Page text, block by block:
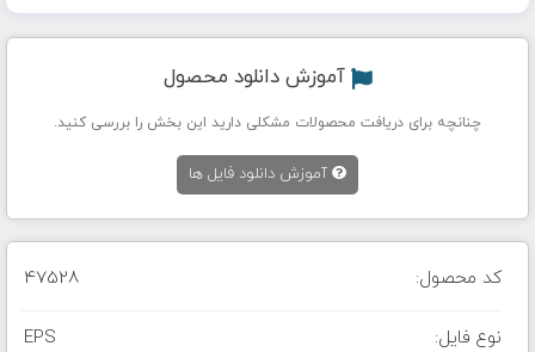
آموزش دانلود محصول
چنانچه برای دریافت محصولات مشکلی دارید این بخش را بررسی کنید.
آموزش دانلود فایل ها
کد محصول: 47528
نوع فایل: EPS